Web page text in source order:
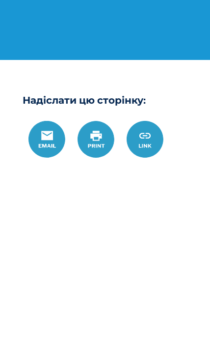
Надіслати цю сторінку:
Email Роздрукувати
https://
lawyer-
search
Link